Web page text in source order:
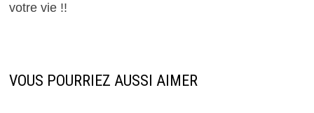
votre vie !!
VOUS POURRIEZ AUSSI AIMER